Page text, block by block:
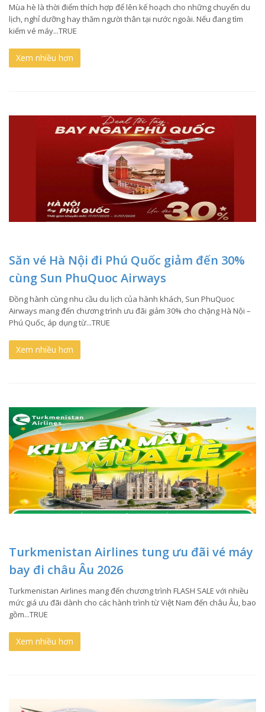
Mùa hè là thời điểm thích hợp để lên kế hoạch cho những chuyến du
lịch, nghỉ dưỡng hay thăm người thân tại nước ngoài. Nếu đang tìm
kiếm vé máy...TRUE
Xem nhiều hơn
Săn vé Hà Nội đi Phú Quốc giảm đến 30%
cùng Sun PhuQuoc Airways
Đồng hành cùng nhu cầu du lịch của hành khách, Sun PhuQuoc
Airways mang đến chương trình ưu đãi giảm 30% cho chặng Hà Nội –
Phú Quốc, áp dụng từ...TRUE
Xem nhiều hơn
Turkmenistan Airlines tung ưu đãi vé máy
bay đi châu Âu 2026
Turkmenistan Airlines mang đến chương trình FLASH SALE với nhiều
mức giá ưu đãi dành cho các hành trình từ Việt Nam đến châu Âu, bao
gồm...TRUE
Xem nhiều hơn